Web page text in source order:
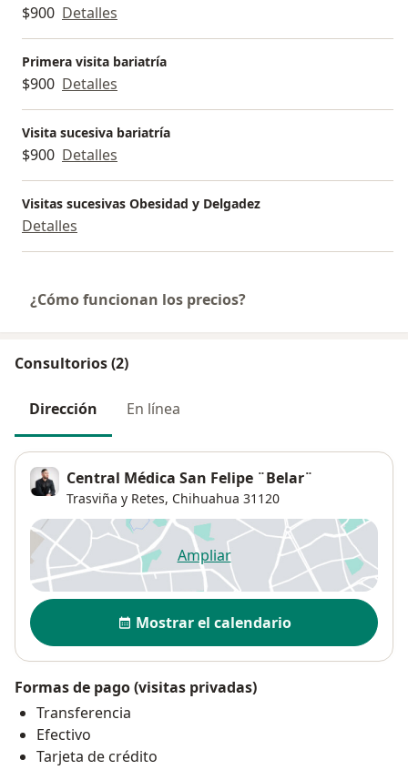
$900 Detalles
Primera visita bariatría
$900 Detalles
Visita sucesiva bariatría
$900 Detalles
Visitas sucesivas Obesidad y Delgadez
Detalles
¿Cómo funcionan los precios?
Consultorios (2)
Dirección En línea
Central Médica San Felipe ¨Belar¨
Trasviña y Retes, Chihuahua 31120
Ampliarse abre en una nueva
Disponibilidad
Mostrar el calendario
Formas de pago (visitas privadas)
Transferencia
Efectivo
Tarjeta de crédito